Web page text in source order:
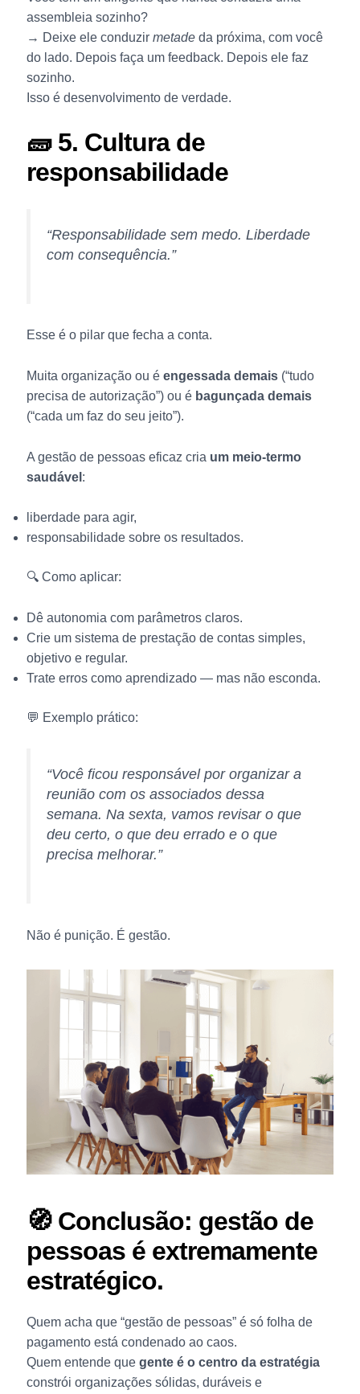
assembleia sozinho?
→ Deixe ele conduzir metadeda próxima, com você
do lado. Depois faça um feedback. Depois ele faz
sozinho.
Isso é desenvolvimento de verdade.
🧱 5. Cultura de
responsabilidade
“Responsabilidade sem medo. Liberdade
com consequência.”
Esse é o pilar que fecha a conta.
Muita organização ou é engessada demais(“tudo
precisa de autorização”) ou é bagunçada demais
(“cada um faz do seu jeito”).
A gestão de pessoas eficaz cria um meio-termo
saudável :
liberdade para agir,
responsabilidade sobre os resultados.
🔍 Como aplicar:
Dê autonomia com parâmetros claros.
Crie um sistema de prestação de contas simples,
objetivo e regular.
Trate erros como aprendizado — mas não esconda.
💬 Exemplo prático:
“Você ficou responsável por organizar a
reunião com os associados dessa
semana. Na sexta, vamos revisar o que
deu certo, o que deu errado e o que
precisa melhorar.”
Não é punição. É gestão.
🧭 Conclusão: gestão de
pessoas é extremamente
estratégico.
Quem acha que “gestão de pessoas” é só folha de
pagamento está condenado ao caos.
Quem entende que gente é o centro da estratégia
constrói organizações sólidas, duráveis e